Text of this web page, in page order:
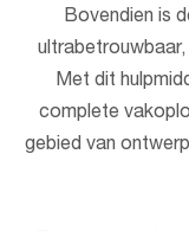
Bovendien is
Met dit
complete
gebied van